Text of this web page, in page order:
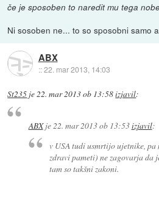
če je sposoben to naredit mu tega
Ni sosoben ne... to so sposobni samo
ABX
::22. mar 2013, 14:03
St235 je22. mar 2013 ob 13:58izjavil:
ABXje22. mar 2013 ob 13:53izjavil:
v USA tudi usmrtijo ujetnike,
zdravi pameti) ne zagovarja da
tam so takšni zakoni.